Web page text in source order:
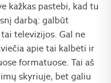
kažkas pastebi, kad tu
darbą: galbūt
televizijos. Gal ne
apie tai kalbėti ir
formatuose. Tai aš
skyriuje, bet galiu